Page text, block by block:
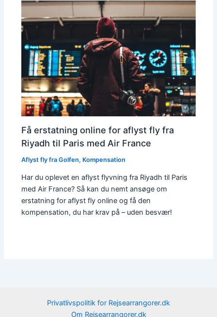
Få erstatning online for aflyst fly fra
Riyadh til Paris med Air France
Aflyst fly fra Golfen, Kompensation
Har du oplevet en aflyst flyvning fra Riyadh til Paris
med Air France? Så kan du nemt ansøge om
erstatning for aflyst fly online og få den
kompensation, du har krav på – uden besvær!
Privatlivspolitik for Rejsearrangorer.dk
Om Rejsearrangorer.dk